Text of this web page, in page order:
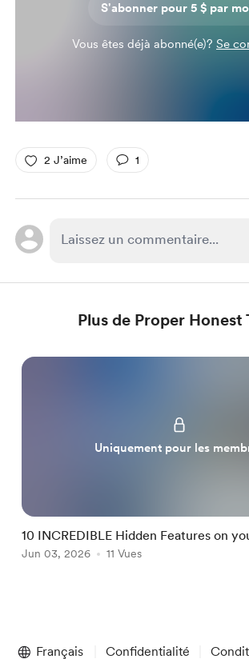
S'abonner pour 5 $ par
Vous êtes déjà abonné(e)? Se
2 J’aime 1
Plus de Proper Honest
Uniquement pour les
10 INCREDIBLE Hidden Features on
Jun 03, 2026 11 Vues
Français Confidentialité